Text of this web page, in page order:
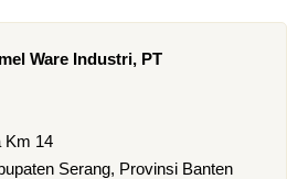
Ware Industri, PT
Km 14
Serang, Provinsi Banten